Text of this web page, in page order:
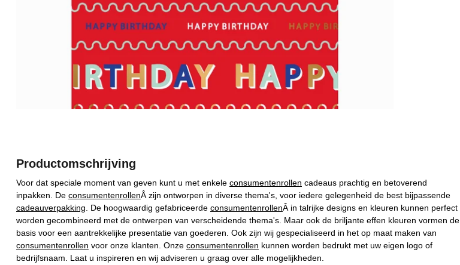
Productomschrijving
Voor dat speciale moment van geven kunt u met enkele consumentenrollen cadeaus prachtig en betoverend
inpakken.
De consumentenrollenÂ zijn ontworpen in diverse thema's, voor iedere gelegenheid de best bijpassende
cadeauverpakking
De hoogwaardig gefabriceerde consumentenrollenÂ in talrijke designs en kleuren kunnen perfect
worden gecombineerd met de ontwerpen van verscheidende thema's. Maar ook de briljante effen kleuren vormen de
basis voor een aantrekkelijke presentatie van goederen. Ook zijn wij gespecialiseerd in het op maat maken van
consumentenrollen voor onze klanten. Onze consumentenrollen kunnen worden bedrukt met uw eigen logo of
bedrijfsnaam. Laat u inspireren en wij adviseren u graag over alle mogelijkheden.